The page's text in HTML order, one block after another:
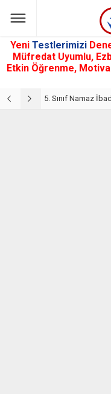
Yeni Testlerimizi
Müfredat Uyumlu,
Etkin Öğrenme,
5. Sınıf Namaz